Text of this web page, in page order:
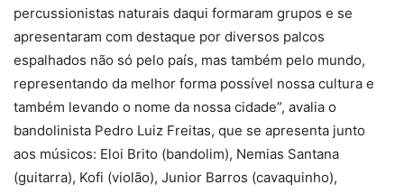
percussionistas naturais daqui formaram grupos e se
apresentaram com destaque por diversos palcos
espalhados não só pelo país, mas também pelo mundo,
representando da melhor forma possível nossa cultura e
também levando o nome da nossa cidade”, avalia o
bandolinista Pedro Luiz Freitas, que se apresenta junto
aos músicos: Eloi Brito (bandolim), Nemias Santana
(guitarra), Kofi (violão), Junior Barros (cavaquinho),